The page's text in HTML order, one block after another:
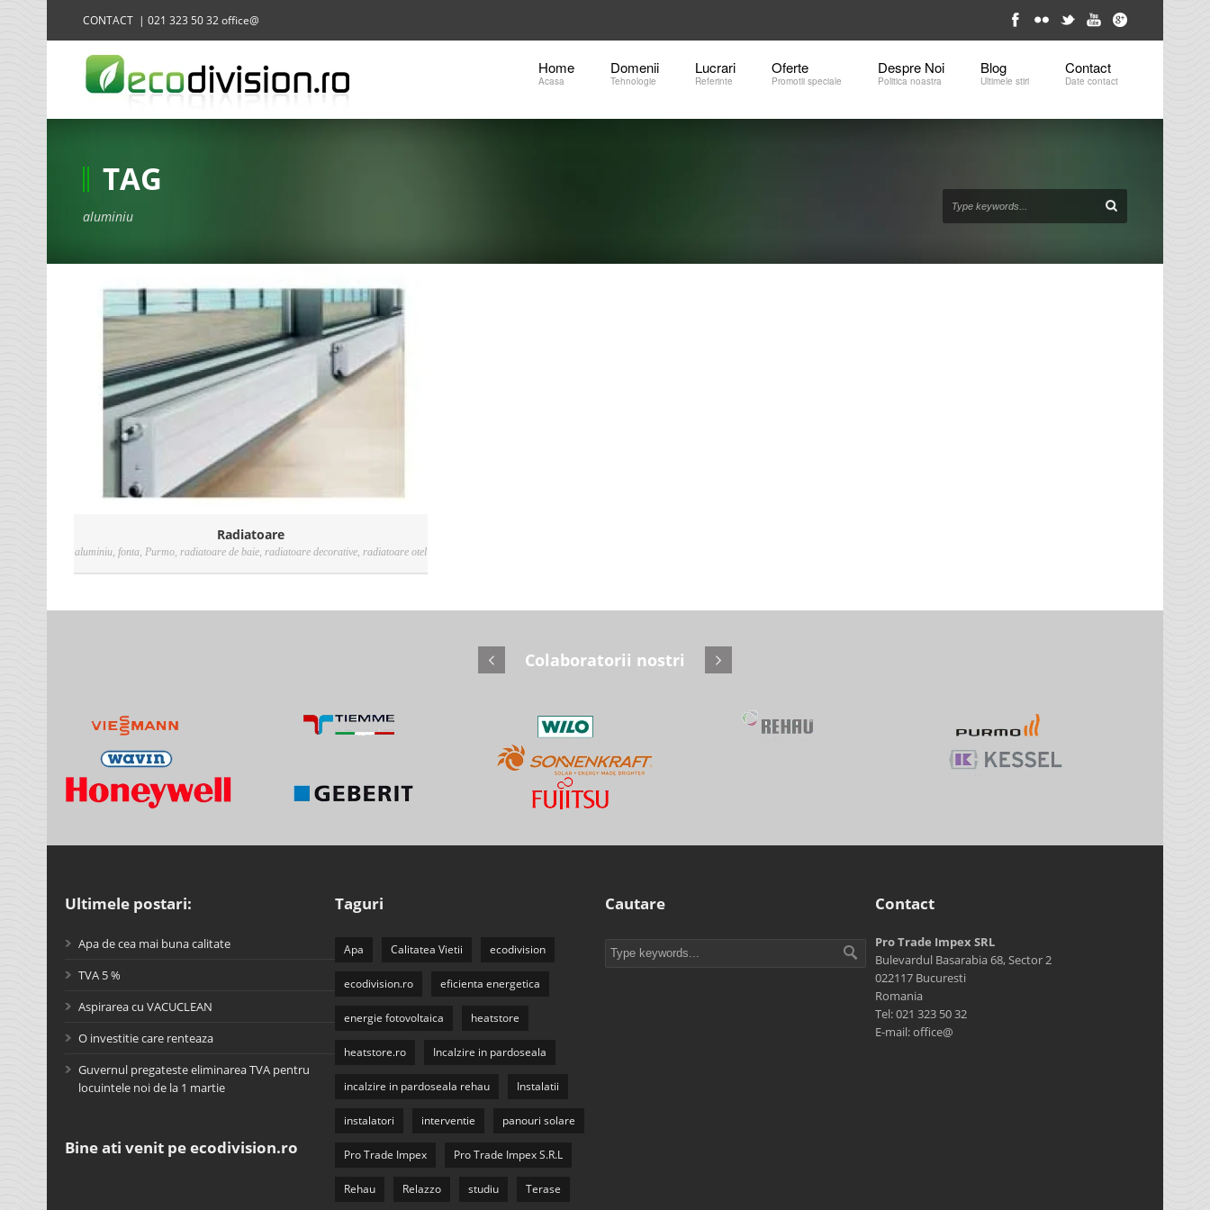
CONTACT | 021 323 50 32 office@
Home
Acasa
Domenii
Tehnologie
Lucrari
Referinte
Oferte
Promotii speciale
Despre Noi
Politica noastra
Blog
Ultimele stiri
Contact
Date contact
TAG
aluminiu
Radiatoare
aluminiu,fonta,Purmo,radiatoare de baie,radiatoare decorative,radiatoare otel
Colaboratorii nostri
Ultimele postari:
Apa de cea mai buna calitate
TVA 5 %
Aspirarea cu VACUCLEAN
O investitie care renteaza
Guvernul pregateste eliminarea TVA pentru
locuintele noi de la 1 martie
Bine ati venit pe ecodivision.ro
Taguri
Apa Calitatea Vietii ecodivision
ecodivision.ro eficienta energetica
energie fotovoltaica heatstore
heatstore.ro Incalzire in pardoseala
incalzire in pardoseala rehau Instalatii
instalatori interventie panouri solare
Pro Trade Impex Pro Trade Impex S.R.L
Rehau Relazzo studiu Terase
Cautare Contact
Pro Trade Impex SRL
Bulevardul Basarabia 68, Sector 2
022117 Bucuresti
Romania
Tel: 021 323 50 32
E-mail: office@